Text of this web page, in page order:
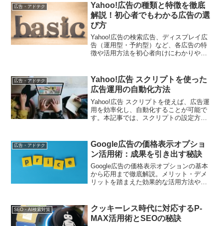
広告・アドテク
Yahoo!広告の種類と特徴を徹底
解説！初心者でもわかる広告の選
び方
Yahoo!広告の検索広告、ディスプレイ広
告（運用型・予約型）など、各広告の特
徴や活用方法を初心者向けにわかりやす
広告・アドテク
Yahoo!広告 スクリプトを使った
広告運用の自動化方法
Yahoo!広告 スクリプトを使えば、広告運
用を効率化し、自動化することが可能で
す。本記事では、スクリプトの設定方法
広告・アドテク
Google広告の価格表示オプショ
ン活用術：成果を引き出す秘訣
Google広告の価格表示オプションの基本
から応用まで徹底解説。メリット・デメ
リットを踏まえた効果的な活用方法や注
SEO・AI検索対策
クッキーレス時代に対応するP-
MAX活用術とSEOの秘訣